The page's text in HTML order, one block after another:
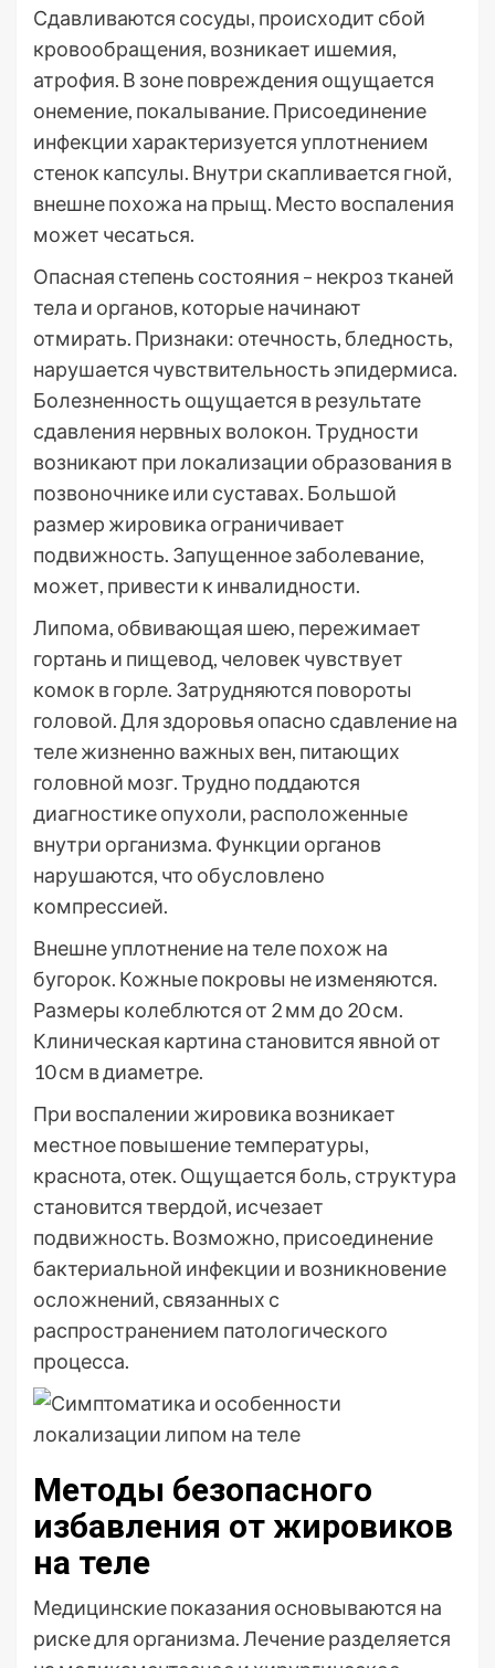
Сдавливаются сосуды, происходит сбой
кровообращения, возникает ишемия,
атрофия. В зоне повреждения ощущается
онемение, покалывание. Присоединение
инфекции характеризуется уплотнением
стенок капсулы. Внутри скапливается гной,
внешне похожа на прыщ. Место воспаления
может чесаться.
Опасная степень состояния – некроз тканей
тела и органов, которые начинают
отмирать. Признаки: отечность, бледность,
нарушается чувствительность эпидермиса.
Болезненность ощущается в результате
сдавления нервных волокон. Трудности
возникают при локализации образования в
позвоночнике или суставах. Большой
размер жировика ограничивает
подвижность. Запущенное заболевание,
может, привести к инвалидности.
Липома, обвивающая шею, пережимает
гортань и пищевод, человек чувствует
комок в горле. Затрудняются повороты
головой. Для здоровья опасно сдавление на
теле жизненно важных вен, питающих
головной мозг. Трудно поддаются
диагностике опухоли, расположенные
внутри организма. Функции органов
нарушаются, что обусловлено
компрессией.
Внешне уплотнение на теле похож на
бугорок. Кожные покровы не изменяются.
Размеры колеблются от 2 мм до 20 см.
Клиническая картина становится явной от
10 см в диаметре.
При воспалении жировика возникает
местное повышение температуры,
краснота, отек. Ощущается боль, структура
становится твердой, исчезает
подвижность. Возможно, присоединение
бактериальной инфекции и возникновение
осложнений, связанных с
распространением патологического
процесса.
Методы безопасного
избавления от жировиков
на теле
Медицинские показания основываются на
риске для организма. Лечение разделяется